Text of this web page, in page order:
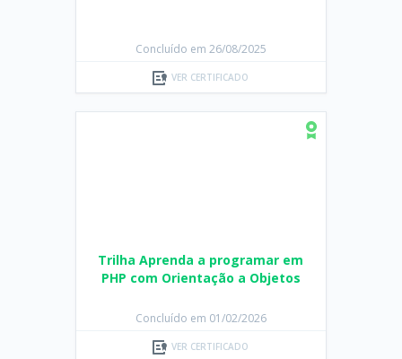
Concluído em 26/08/2025
VER CERTIFICADO
Concluído em 01/02/2026
VER CERTIFICADO